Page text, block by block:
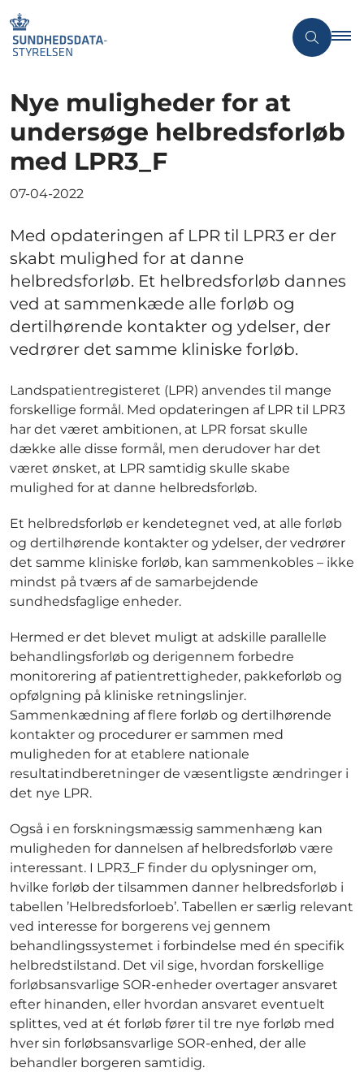
Nye muligheder for at
undersøge helbredsforløb
med LPR3_F
07-04-2022
Med opdateringen af LPR til LPR3 er der
skabt mulighed for at danne
helbredsforløb. Et helbredsforløb dannes
ved at sammenkæde alle forløb og
dertilhørende kontakter og ydelser, der
vedrører det samme kliniske forløb.
Landspatientregisteret (LPR) anvendes til mange
forskellige formål. Med opdateringen af LPR til LPR3
har det været ambitionen, at LPR forsat skulle
dække alle disse formål, men derudover har det
været ønsket, at LPR samtidig skulle skabe
mulighed for at danne helbredsforløb.
Et helbredsforløb er kendetegnet ved, at alle forløb
og dertilhørende kontakter og ydelser, der vedrører
det samme kliniske forløb, kan sammenkobles – ikke
mindst på tværs af de samarbejdende
sundhedsfaglige enheder.
Hermed er det blevet muligt at adskille parallelle
behandlingsforløb og derigennem forbedre
monitorering af patientrettigheder, pakkeforløb og
opfølgning på kliniske retningslinjer.
Sammenkædning af flere forløb og dertilhørende
kontakter og procedurer er sammen med
muligheden for at etablere nationale
resultatindberetninger de væsentligste ændringer i
det nye LPR.
Også i en forskningsmæssig sammenhæng kan
muligheden for dannelsen af helbredsforløb være
interessant. I LPR3_F finder du oplysninger om,
hvilke forløb der tilsammen danner helbredsforløb i
tabellen ’Helbredsforloeb’. Tabellen er særlig relevant
ved interesse for borgerens vej gennem
behandlingssystemet i forbindelse med én specifik
helbredstilstand. Det vil sige, hvordan forskellige
forløbsansvarlige SOR-enheder overtager ansvaret
efter hinanden, eller hvordan ansvaret eventuelt
splittes, ved at ét forløb fører til tre nye forløb med
hver sin forløbsansvarlige SOR-enhed, der alle
behandler borgeren samtidig.